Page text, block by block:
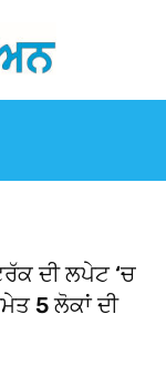
ਦੀ ਲਪੇਟ ‘ਚ
5 ਲੋਕਾਂ ਦੀ